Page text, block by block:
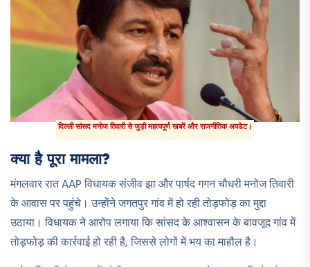
दिल्ली सांसद मनोज तिवारी से जुड़ी महत्वपूर्ण खबरें और राजनीतिक अपडेट।
क्या है पूरा मामला?
मंगलवार रात AAP विधायक संजीव झा और पार्षद गगन चौधरी मनोज तिवारी
के आवास पर पहुंचे। उन्होंने जगतपुर गांव में हो रही तोड़फोड़ का मुद्दा
उठाया। विधायक ने आरोप लगाया कि सांसद के आश्वासन के बावजूद गांव में
तोड़फोड़ की कार्रवाई हो रही है, जिससे लोगों में भय का माहौल है।